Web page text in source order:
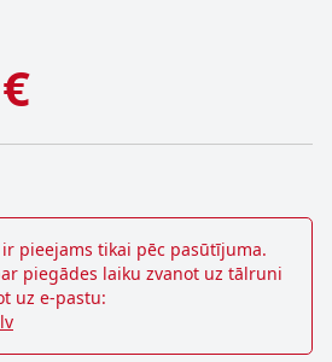
pieejams tikai pēc pasūtījuma.
piegādes laiku zvanot uz tālruni
uz e-pastu: